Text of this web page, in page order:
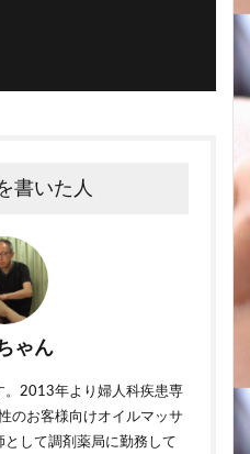
書いた人
ゃん
。2013年より婦人科疾患専
のお客様向けオイルマッサ
して調剤薬局に勤務して